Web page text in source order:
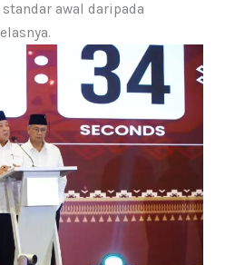
awal daripada